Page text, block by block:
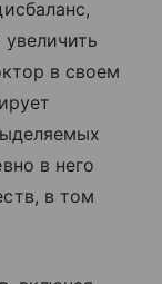
в своем
в него
в том